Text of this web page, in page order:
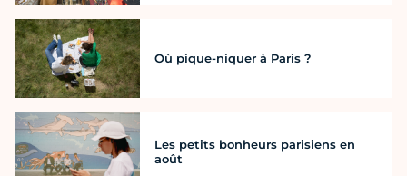
Où pique-niquer à Paris ?
Les petits bonheurs parisiens en
août